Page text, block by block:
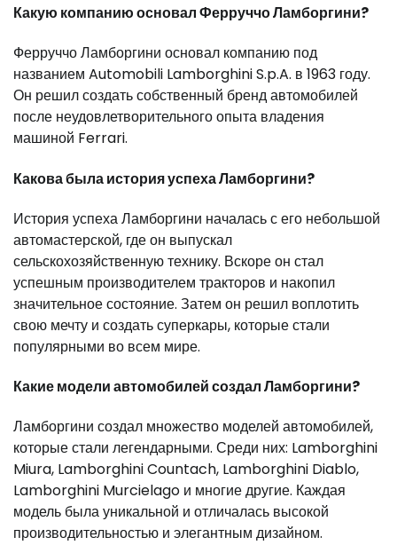
Какую компанию основал Ферруччо Ламборгини?
Ферруччо Ламборгини основал компанию под
названием Automobili Lamborghini S.p.A. в 1963 году.
Он решил создать собственный бренд автомобилей
после неудовлетворительного опыта владения
машиной Ferrari.
Какова была история успеха Ламборгини?
История успеха Ламборгини началась с его небольшой
автомастерской, где он выпускал
сельскохозяйственную технику. Вскоре он стал
успешным производителем тракторов и накопил
значительное состояние. Затем он решил воплотить
свою мечту и создать суперкары, которые стали
популярными во всем мире.
Какие модели автомобилей создал Ламборгини?
Ламборгини создал множество моделей автомобилей,
которые стали легендарными. Среди них: Lamborghini
Miura, Lamborghini Countach, Lamborghini Diablo,
Lamborghini Murcielago и многие другие. Каждая
модель была уникальной и отличалась высокой
производительностью и элегантным дизайном.